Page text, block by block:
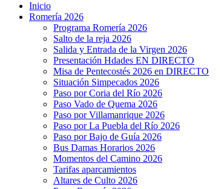
Inicio
Romería 2026
Programa Romería 2026
Salto de la reja 2026
Salida y Entrada de la Virgen 2026
Presentación Hdades EN DIRECTO
Misa de Pentecostés 2026 en DIRECTO
Situación Simpecados 2026
Paso por Coria del Río 2026
Paso Vado de Quema 2026
Paso por Villamanrique 2026
Paso por La Puebla del Río 2026
Paso por Bajo de Guía 2026
Bus Damas Horarios 2026
Momentos del Camino 2026
Tarifas aparcamientos
Altares de Culto 2026